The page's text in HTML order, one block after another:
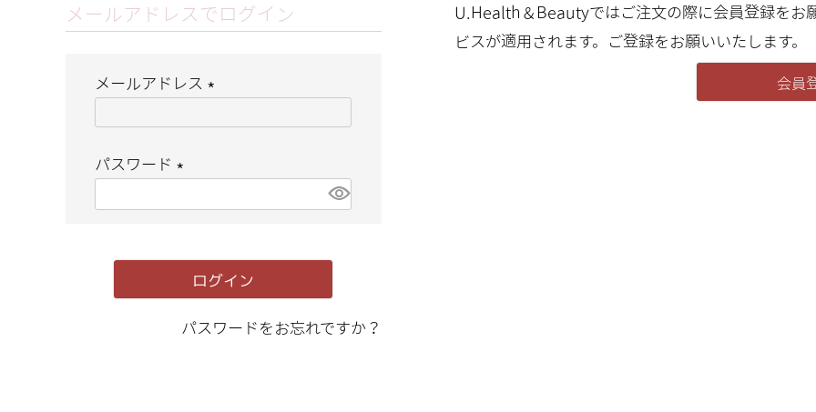
メールアドレスでログイン
メールアドレス
須
)
パスワード
須
ログイン
パスワードをお忘れですか？
U.Health＆Beautyではご注文の際に会員登録をお
ビスが適用されます。ご登録をお願いいたします。
会員